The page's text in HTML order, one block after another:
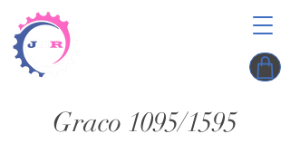
Graco 1095/1595